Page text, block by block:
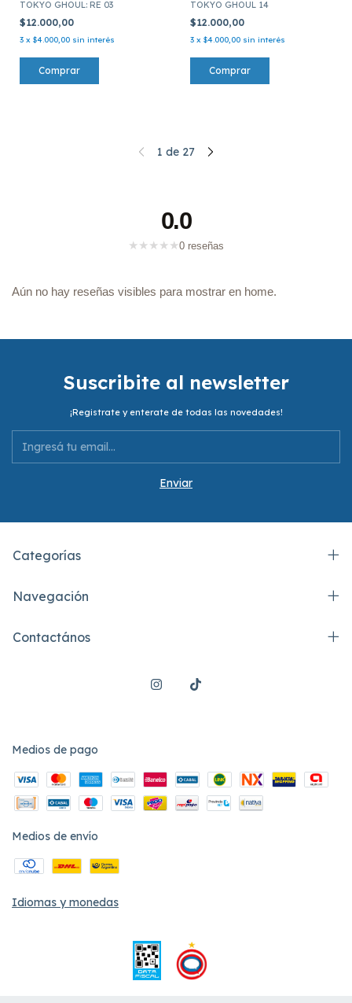
TOKYO GHOUL: RE 03
$12.000,00
3 x $4.000,00 sin interés
TOKYO GHOUL 14
$12.000,00
3 x $4.000,00 sin interés
1 de 27
0.0
★ ★ ★ ★ ★0 reseñas
Aún no hay reseñas visibles para mostrar en home.
Suscribite al newsletter
¡Registrate y enterate de todas las novedades!
Categorías
Navegación
Contactános
Medios de pago
Medios de envío
Idiomas y monedas